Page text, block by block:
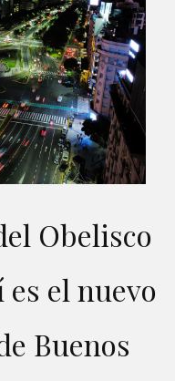
Obelisco
el nuevo
Buenos